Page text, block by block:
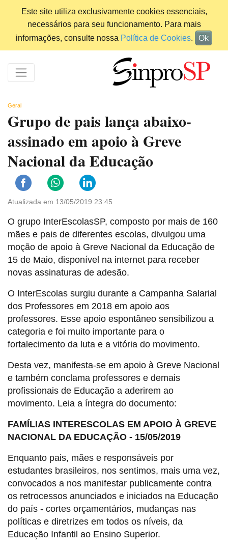
Este site utiliza exclusivamente cookies essenciais,
necessários para seu funcionamento. Para mais
informações, consulte nossa Política de Cookies. Ok
Geral
Grupo de pais lança abaixo-
assinado em apoio à Greve
Nacional da Educação
Atualizada em 13/05/2019 23:45
O grupo InterEscolasSP, composto por mais de 160
mães e pais de diferentes escolas, divulgou uma
moção de apoio à Greve Nacional da Educação de
15 de Maio, disponível na internet para receber
novas assinaturas de adesão.
O InterEscolas surgiu durante a Campanha Salarial
dos Professores em 2018 em apoio aos
professores. Esse apoio espontâneo sensibilizou a
categoria e foi muito importante para o
fortalecimento da luta e a vitória do movimento.
Desta vez, manifesta-se em apoio à Greve Nacional
e também conclama professores e demais
profissionais de Educação a aderirem ao
movimento. Leia a íntegra do documento:
FAMÍLIAS INTERESCOLAS EM APOIO À GREVE
NACIONAL DA EDUCAÇÃO - 15/05/2019
Enquanto pais, mães e responsáveis por
estudantes brasileiros, nos sentimos, mais uma vez,
convocados a nos manifestar publicamente contra
os retrocessos anunciados e iniciados na Educação
do país - cortes orçamentários, mudanças nas
políticas e diretrizes em todos os níveis, da
Educação Infantil ao Ensino Superior.